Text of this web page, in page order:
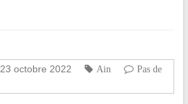
23 octobre 2022 Ain
Pas de